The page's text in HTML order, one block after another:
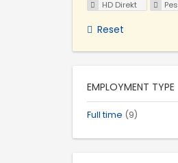
HD Direkt
Reset
EMPLOYMENT TYPE
Full time (9)